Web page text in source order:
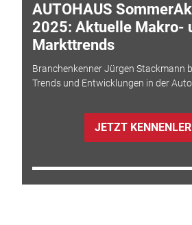
AUTOHAUS
2025: Aktuelle Makro-
Markttrends
Branchenkenner Jürgen Stackmann
Trends und Entwicklungen in der
JETZT